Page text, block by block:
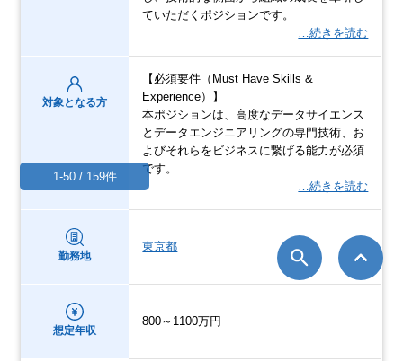
ていただくポジションです。
…続きを読む
対象となる方
【必須要件（Must Have Skills &
Experience）】
本ポジションは、高度なデータサイエンス
とデータエンジニアリングの専門技術、お
よびそれらをビジネスに繋げる能力が必須
です。
…続きを読む
勤務地
東京都
想定年収
800～1100万円
1-50 / 159件